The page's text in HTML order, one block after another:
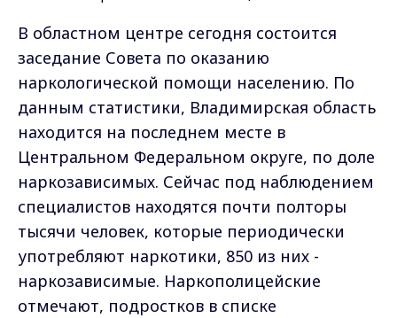
В областном центре сегодня состоится
заседание Совета по оказанию
наркологической помощи населению. По
данным статистики, Владимирская область
находится на последнем месте в
Центральном Федеральном округе, по доле
наркозависимых. Сейчас под наблюдением
специалистов находятся почти полторы
тысячи человек, которые периодически
употребляют наркотики, 850 из них -
наркозависимые. Наркополицейские
отмечают, подростков в списке